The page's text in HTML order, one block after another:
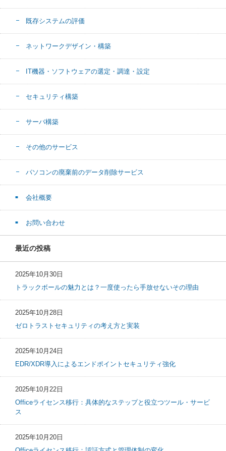
既存システムの評価
ネットワークデザイン・構築
IT機器・ソフトウェアの選定・調達・設定
セキュリティ構築
サーバ構築
その他のサービス
パソコンの廃棄前のデータ削除サービス
会社概要
お問い合わせ
最近の投稿
2025年10月30日
トラックボールの魅力とは？一度使ったら手放せないその理由
2025年10月28日
ゼロトラストセキュリティの考え方と実装
2025年10月24日
EDR/XDR導入によるエンドポイントセキュリティ強化
2025年10月22日
Officeライセンス移行：具体的なステップと役立つツール・サービ
ス
2025年10月20日